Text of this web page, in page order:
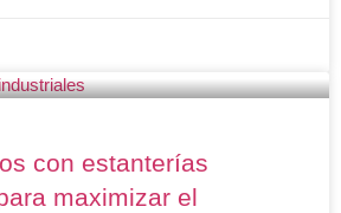
con estanterías
maximizar el